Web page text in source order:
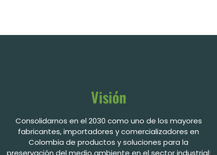
Visión
Consolidarnos en el 2030 como uno de los mayores
fabricantes, importadores y comercializadores en
Colombia de productos y soluciones para la
preservación del medio ambiente en el sector industrial;